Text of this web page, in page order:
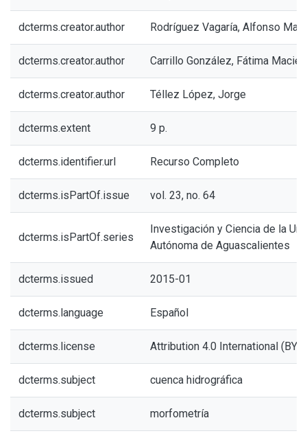
dcterms.creator.author Rodríguez Vagaría, Alfonso
dcterms.creator.author Carrillo González, Fátima
dcterms.creator.author Téllez López, Jorge
dcterms.extent 9 p.
dcterms.identifier.url Recurso Completo
dcterms.isPartOf.issue vol. 23, no. 64
dcterms.isPartOf.series
Investigación y Ciencia de la
Autónoma de Aguascalientes
dcterms.issued 2015-01
dcterms.language Español
dcterms.license Attribution 4.0 International (BY
dcterms.subject cuenca hidrográfica
dcterms.subject morfometría